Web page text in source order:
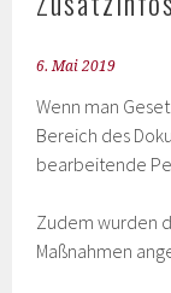
6. Mai 2019
Wenn man
Bereich des
bearbeitende
Zudem wurden
Maßnahmen